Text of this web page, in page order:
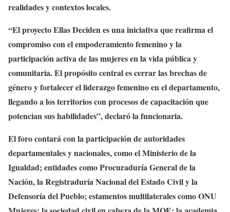
realidades y contextos locales.
“El proyecto Ellas Deciden es una iniciativa que reafirma el
compromiso con el empoderamiento femenino y la
participación activa de las mujeres en la vida pública y
comunitaria. El propósito central es cerrar las brechas de
género y fortalecer el liderazgo femenino en el departamento,
llegando a los territorios con procesos de capacitación que
potencian sus habilidades”, declaró la funcionaria.
El foro contará con la participación de autoridades
departamentales y nacionales, como el Ministerio de la
Igualdad; entidades como Procuraduría General de la
Nación, la Registraduría Nacional del Estado Civil y la
Defensoría del Pueblo; estamentos multilaterales como ONU